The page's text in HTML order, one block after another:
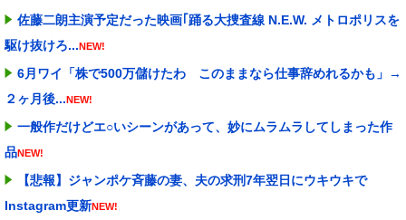
佐藤二朗主演予定だった映画｢踊る大捜査線 N.E.W. メトロポリスを
駆け抜けろ...NEW!
6月ワイ「株で500万儲けたわ このままなら仕事辞めれるかも」→
２ヶ月後...NEW!
一般作だけどエ○いシーンがあって、妙にムラムラしてしまった作
品NEW!
【悲報】ジャンポケ斉藤の妻、夫の求刑7年翌日にウキウキで
Instagram更新NEW!